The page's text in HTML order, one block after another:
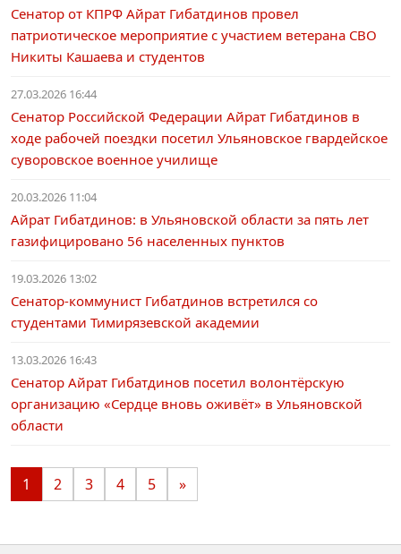
Сенатор от КПРФ Айрат Гибатдинов провел
патриотическое мероприятие с участием ветерана СВО
Никиты Кашаева и студентов
27.03.2026 16:44
Сенатор Российской Федерации Айрат Гибатдинов в
ходе рабочей поездки посетил Ульяновское гвардейское
суворовское военное училище
20.03.2026 11:04
Айрат Гибатдинов: в Ульяновской области за пять лет
газифицировано 56 населенных пунктов
19.03.2026 13:02
Сенатор-коммунист Гибатдинов встретился со
студентами Тимирязевской академии
13.03.2026 16:43
Сенатор Айрат Гибатдинов посетил волонтёрскую
организацию «Сердце вновь оживёт» в Ульяновской
области
1 2 3 4 5 »